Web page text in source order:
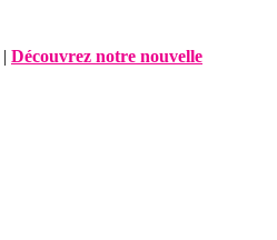
| Découvrez notre nouvelle